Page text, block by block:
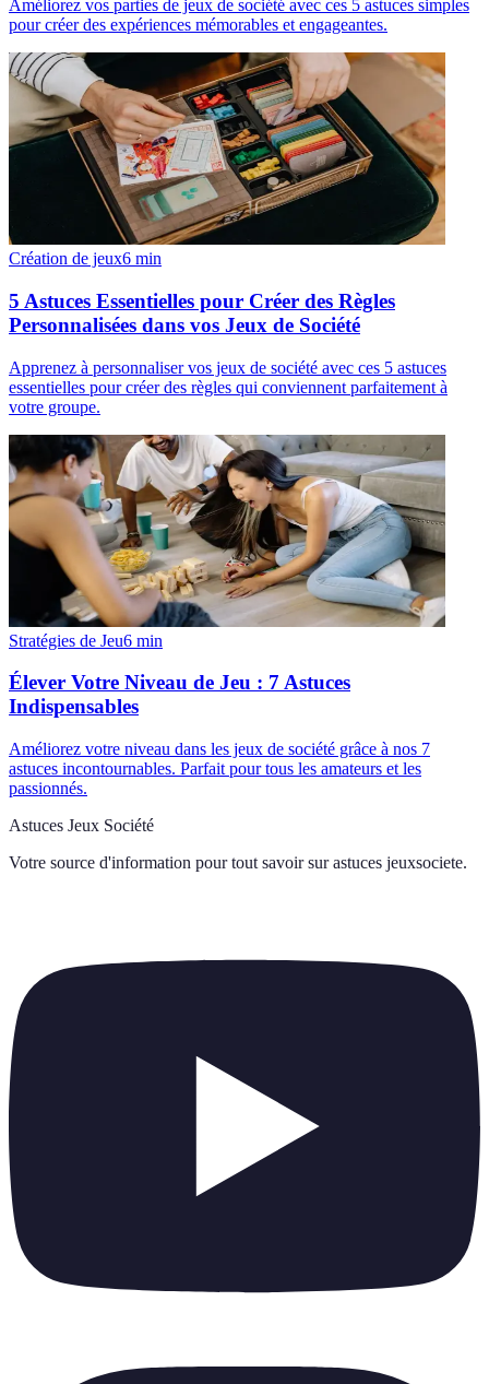
Améliorez vos parties de jeux de société avec ces 5 astuces simples
pour créer des expériences mémorables et engageantes.
Création de jeux6 min
5 Astuces Essentielles pour Créer des Règles
Personnalisées dans vos Jeux de Société
Apprenez à personnaliser vos jeux de société avec ces 5 astuces
essentielles pour créer des règles qui conviennent parfaitement à
votre groupe.
Stratégies de Jeu6 min
Élever Votre Niveau de Jeu : 7 Astuces
Indispensables
Améliorez votre niveau dans les jeux de société grâce à nos 7
astuces incontournables. Parfait pour tous les amateurs et les
passionnés.
Astuces Jeux Société
Votre source d'information pour tout savoir sur astuces jeuxsociete.